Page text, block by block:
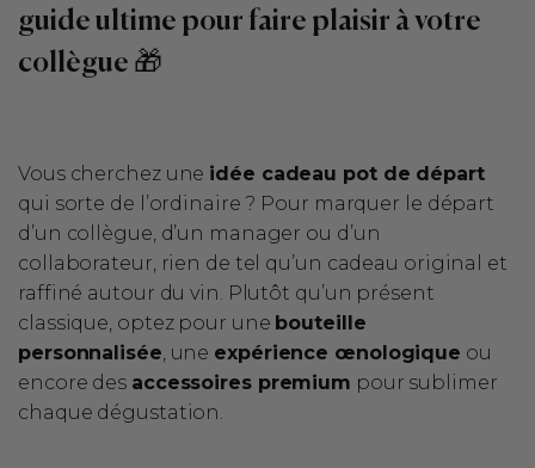
guide ultime pour faire plaisir à votre
collègue 🎁
Vous cherchez une idée cadeau pot de départ
qui sorte de l’ordinaire ? Pour marquer le départ
d’un collègue, d’un manager ou d’un
collaborateur, rien de tel qu’un cadeau original et
raffiné autour du vin. Plutôt qu’un présent
classique, optez pour une bouteille
personnalisée , une expérience œnologique ou
encore des accessoires premium pour sublimer
chaque dégustation.